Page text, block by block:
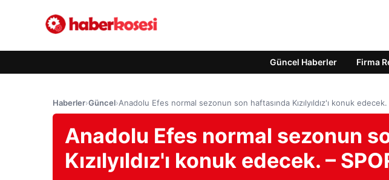
Güncel Haberler Firma
Haberler›Güncel›Anadolu Efes normal sezonun son haftasında Kızılyıldız'ı konuk edecek.
Anadolu Efes normal sezonun
Kızılyıldız'ı konuk edecek. –